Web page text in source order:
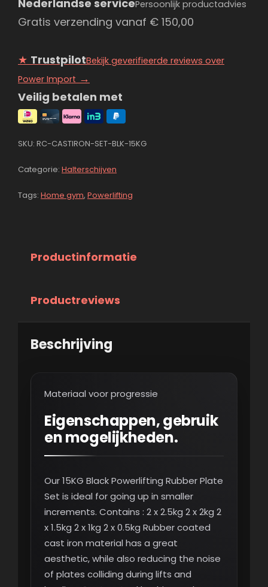
Nederlandse servicePersoonlijk productadvies
Gratis verzending vanaf € 150,00
★ TrustpilotBekijk geverifieerde reviews over
Power Import →
Veilig betalen met
SKU: RC-CASTIRON-SET-BLK-15KG
Categorie: Halterschijven
Tags: Home gym, Powerlifting
Productinformatie
Productreviews
Beschrijving
Materiaal voor progressie
Eigenschappen, gebruik
en mogelijkheden.
Our 15KG Black Powerlifting Rubber Plate
Set is ideal for going up in smaller
increments. Contains : 2 x 2.5kg 2 x 2kg 2
x 1.5kg 2 x 1kg 2 x 0.5kg Rubber coated
cast iron material has a great
aesthetic, while also reducing the noise
of plates colliding during lifts and